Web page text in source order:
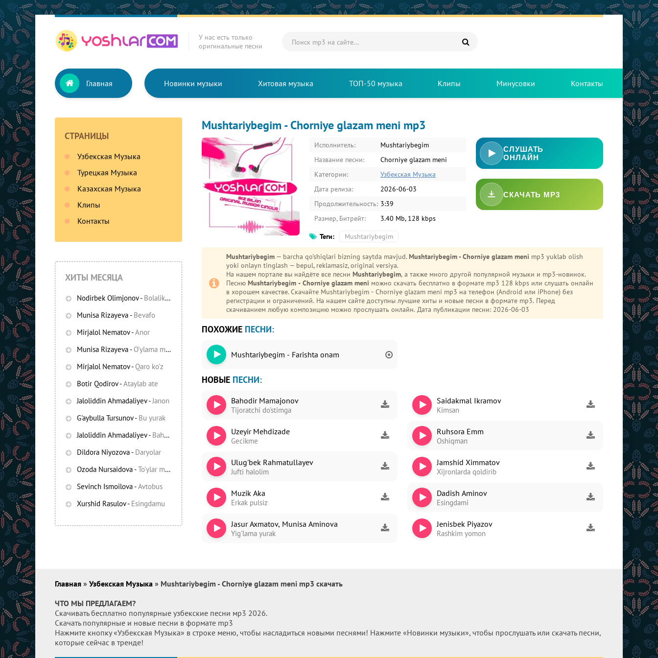
У нас есть только
оригинальные песни
Главная Новинки музыки Хитовая музыка ТОП-50 музыка Клипы Минусовки Контакты
СТРАНИЦЫ
Узбекская Музыка
Турецкая Музыка
Казахская Музыка
Клипы
Контакты
ХИТЫ МЕСЯЦА
Nodirbek Olimjonov- Bolalikning ko'chalari
Munisa Rizayeva- Bevafo
Mirjalol Nematov-Anor
Munisa Rizayeva- O'ylama mani
Mirjalol Nematov- Qaro ko'z
Botir Qodirov-Ataylab ate
Jaloliddin Ahmadaliyev-Janon
G'aybulla Tursunov- Bu yurak
Jaloliddin Ahmadaliyev- Bahor yomg'irlari
Dildora Niyozova- Daryolar
Ozoda Nursaidova-To'ylar muborak
Sevinch Ismoilova-Avtobus
Xurshid Rasulov- Esingdamu
Mushtariybegim - Chorniye glazam meni mp3
Исполнитель:
Mushtariybegim
Название песни:
Chorniye glazam meni
Категории:
Узбекская Музыка
Дата релиза:
2026-06-03
Продолжительность: 3:39
Размер, Битрейт:
3.40 Mb, 128 kbps
Теги: Mushtariybegim
СЛУШАТЬ
ОНЛАЙН
СКАЧАТЬ MP3
Mushtariybegim — barcha qo'shiqlari bizning saytda mavjud. Mushtariybegim - Chorniye glazam meni mp3 yuklab olish
yoki onlayn tinglash — bepul, reklamasiz, original versiya.
На нашем портале вы найдёте все песни Mushtariybegim, а также много другой популярной музыки и mp3-новинок.
Песню Mushtariybegim - Chorniye glazam meni можно скачать бесплатно в формате mp3 128 kbps или слушать онлайн
в хорошем качестве. Скачайте Mushtariybegim - Chorniye glazam meni mp3 на телефон (Android или iPhone) без
регистрации и ограничений. На нашем сайте доступны лучшие хиты и новые песни в формате mp3. Перед
скачиванием любую композицию можно прослушать онлайн. Дата публикации песни: 2026-06-03
ПОХОЖИЕ ПЕСНИ:
Mushtariybegim - Farishta onam
НОВЫЕ ПЕСНИ:
Bahodir Mamajonov
Tijoratchi do'stimga
Uzeyir Mehdizade
Gecikme
Ulug'bek Rahmatullayev
Jufti halolim
Muzik Aka
Erkak pulsiz
Jasur Axmatov, Munisa Aminova
Yig'lama yurak
Saidakmal Ikramov
Kimsan
Ruhsora Emm
Oshiqman
Jamshid Ximmatov
Xijronlarda qoldirib
Dadish Aminov
Esingdami
Jenisbek Piyazov
Rashkim yomon
Главная » Узбекская Музыка » Mushtariybegim - Chorniye glazam meni mp3 скачать
ЧТО МЫ ПРЕДЛАГАЕМ?
Скачивать бесплатно популярные узбекские песни мр3 2026.
Скачать популярные и новые песни в формате mp3
Нажмите кнопку «Узбекская Музыка» в строке меню, чтобы насладиться новыми песнями! Нажмите «Новинки музыки», чтобы прослушать или скачать песни,
которые сейчас в тренде!